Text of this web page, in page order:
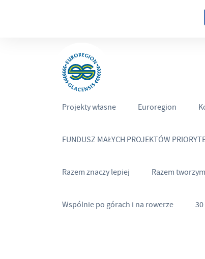
Projekty własne Euroregion
FUNDUSZ MAŁYCH PROJEKTÓW
Razem znaczy lepiej Razem
Wspólnie po górach i na rowerze